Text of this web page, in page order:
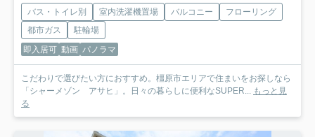
バス・トイレ別 室内洗濯機置場 バルコニー
フローリング
都市ガス
駐輪場
即入居可 動画 パノラマ
こだわりで選びたい方におすすめ。橿原市エリアで住まいをお探しなら
「シャーメゾン アサヒ」。日々の暮らしに便利なSUPER...
もっと見
る